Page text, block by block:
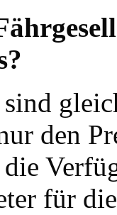
den
für